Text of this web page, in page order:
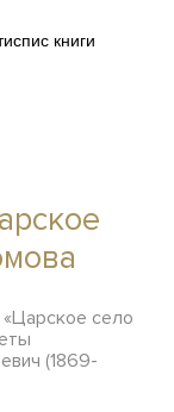
книги
село
(1869-